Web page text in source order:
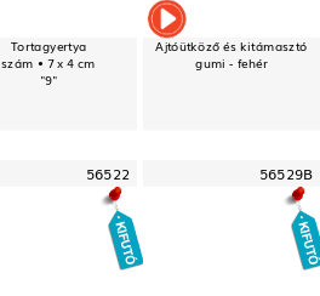
Tortagyertya
szám • 7 x 4 cm
"9"
Ajtóütköző és kitámasztó
gumi - fehér
56522 56529B